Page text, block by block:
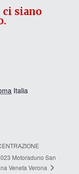
Italia
ci siano
Motoraduno San
Veneta Verona